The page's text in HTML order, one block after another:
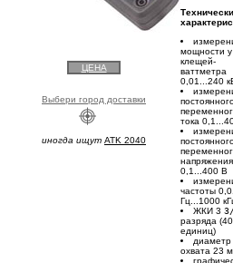
ЦЕНА
Выбери город доставки
иногда ищут ATK 2040
мощности у
клещей-
ваттметра
0,01...240
тока
напряжения
0,1...400 В
частоты
Гц...1000
ЖКИ 3
разряда
единиц)
диаметр
охвата 23